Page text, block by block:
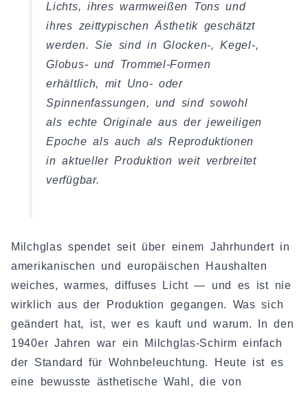
Lichts, ihres warmweißen Tons und
ihres zeittypischen Ästhetik geschätzt
werden. Sie sind in Glocken-, Kegel-,
Globus- und Trommel-Formen
erhältlich, mit Uno- oder
Spinnenfassungen, und sind sowohl
als echte Originale aus der jeweiligen
Epoche als auch als Reproduktionen
in aktueller Produktion weit verbreitet
verfügbar.
Milchglas spendet seit über einem Jahrhundert in
amerikanischen und europäischen Haushalten
weiches, warmes, diffuses Licht — und es ist nie
wirklich aus der Produktion gegangen. Was sich
geändert hat, ist, wer es kauft und warum. In den
1940er Jahren war ein Milchglas-Schirm einfach
der Standard für Wohnbeleuchtung. Heute ist es
eine bewusste ästhetische Wahl, die von